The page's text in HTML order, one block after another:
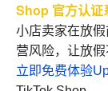
Shop 官方认证
小店卖家在放
营风险，让放假
立即免费体验